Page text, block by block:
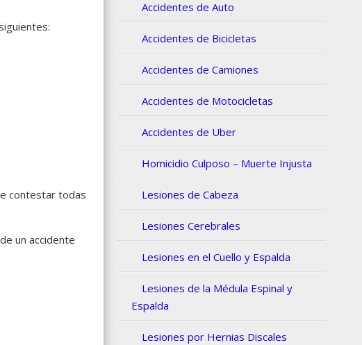
contestar todas
un accidente
Accidentes de Auto
Accidentes de Bicicletas
Accidentes de Camiones
Accidentes de Motocicletas
Accidentes de Uber
Homicidio Culposo – Muerte Injusta
Lesiones de Cabeza
Lesiones Cerebrales
Lesiones en el Cuello y Espalda
Lesiones de la Médula Espinal y
Espalda
Lesiones por Hernias Discales